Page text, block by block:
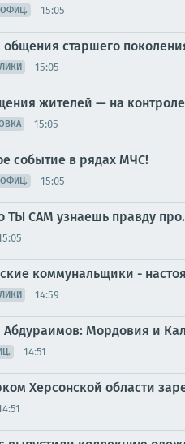
ОФИЦ. 15:05
общения старшего
15:05
жителей — на контроле
15:05
событие в рядах МЧС!
ОФИЦ. 15:05
ТЫ САМ узнаешь правду
коммунальщики -
14:59
Абдураимов: Мордовия и
14:51
Херсонской области